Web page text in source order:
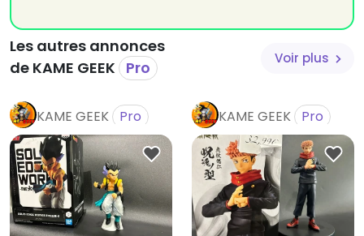
Les autres annonces
de KAME GEEK Pro Voir plus
KAME GEEK Pro KAME GEEK Pro